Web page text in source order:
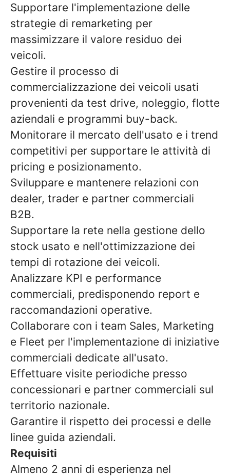
Supportare l'implementazione delle
strategie di remarketing per
massimizzare il valore residuo dei
veicoli.
Gestire il processo di
commercializzazione dei veicoli usati
provenienti da test drive, noleggio, flotte
aziendali e programmi buy-back.
Monitorare il mercato dell'usato e i trend
competitivi per supportare le attività di
pricing e posizionamento.
Sviluppare e mantenere relazioni con
dealer, trader e partner commerciali
B2B.
Supportare la rete nella gestione dello
stock usato e nell'ottimizzazione dei
tempi di rotazione dei veicoli.
Analizzare KPI e performance
commerciali, predisponendo report e
raccomandazioni operative.
Collaborare con i team Sales, Marketing
e Fleet per l'implementazione di iniziative
commerciali dedicate all'usato.
Effettuare visite periodiche presso
concessionari e partner commerciali sul
territorio nazionale.
Garantire il rispetto dei processi e delle
linee guida aziendali.
Requisiti
Almeno 2 anni di esperienza nel